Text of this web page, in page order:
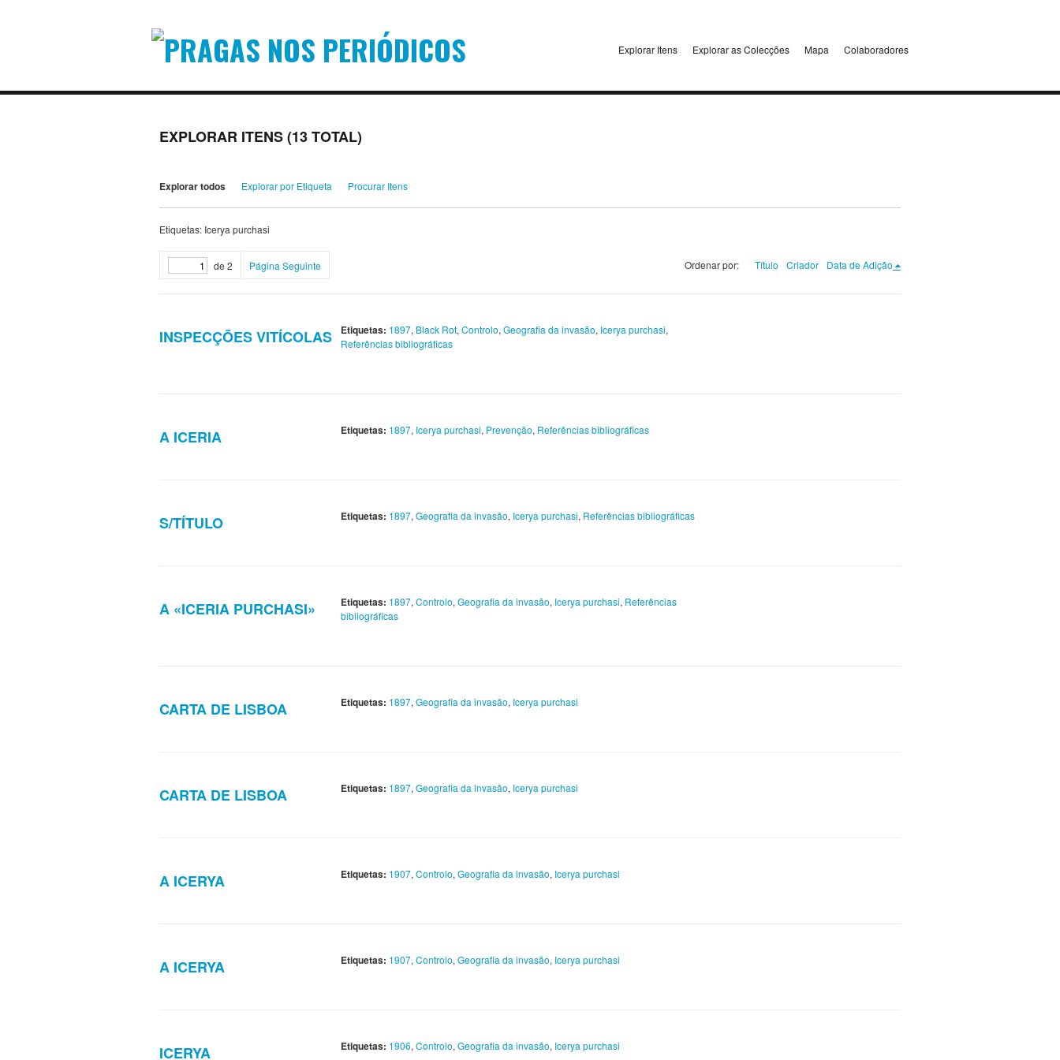
Explorar Itens Explorar as Colecções Mapa Colaboradores
EXPLORAR ITENS (13 TOTAL)
Explorar todos Explorar por Etiqueta Procurar Itens
Etiquetas: Icerya purchasi
de 2 Página Seguinte Ordenar por: Título Criador Data de Adição
INSPECÇÕES VITÍCOLAS Etiquetas: 1897, Black Rot, Controlo, Geografia da invasão, Icerya purchasi,
Referências bibliográficas
A ICERIA Etiquetas: 1897, Icerya purchasi, Prevenção, Referências bibliográficas
S/TÍTULO Etiquetas: 1897, Geografia da invasão, Icerya purchasi, Referências bibliográficas
A «ICERIA PURCHASI» Etiquetas: 1897, Controlo, Geografia da invasão, Icerya purchasi, Referências
bibliográficas
CARTA DE LISBOA Etiquetas: 1897, Geografia da invasão, Icerya purchasi
CARTA DE LISBOA Etiquetas: 1897, Geografia da invasão, Icerya purchasi
A ICERYA Etiquetas: 1907, Controlo, Geografia da invasão, Icerya purchasi
A ICERYA Etiquetas: 1907, Controlo, Geografia da invasão, Icerya purchasi
ICERYA Etiquetas: 1906, Controlo, Geografia da invasão, Icerya purchasi